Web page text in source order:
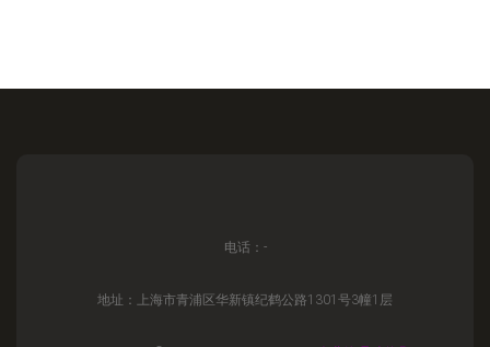
电话：-
地址：上海市青浦区华新镇纪鹤公路1301号3幢1层